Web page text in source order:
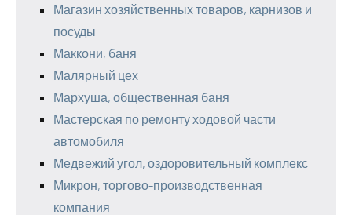
Магазин хозяйственных товаров, карнизов и
посуды
Маккони, баня
Малярный цех
Мархуша, общественная баня
Мастерская по ремонту ходовой части
автомобиля
Медвежий угол, оздоровительный комплекс
Микрон, торгово-производственная
компания